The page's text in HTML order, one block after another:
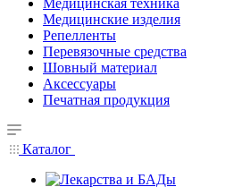
Медицинская техника
Медицинские изделия
Репелленты
Перевязочные средства
Шовный материал
Аксессуары
Печатная продукция
Каталог